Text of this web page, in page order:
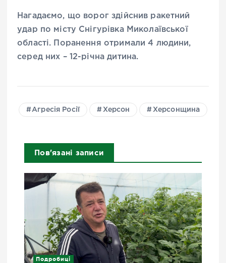
Нагадаємо, що ворог здійснив ракетний
удар по місту Снігурівка Миколаївської
області. Поранення отримали 4 людини,
серед них – 12-річна дитина.
Агресія Росії Херсон Херсонщина
Пов'язані записи
Подробиці